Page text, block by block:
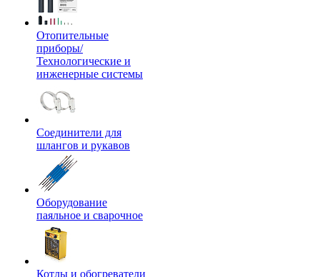
Отопительные
приборы/
Технологические и
инженерные системы
Соединители для
шлангов и рукавов
Оборудование
паяльное и сварочное
Котлы и обогреватели